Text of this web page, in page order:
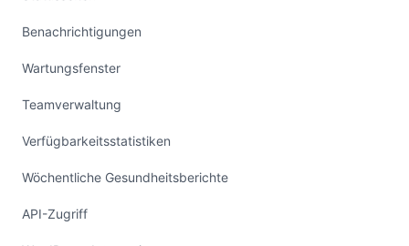
Benachrichtigungen
Wartungsfenster
Teamverwaltung
Verfügbarkeitsstatistiken
Wöchentliche Gesundheitsberichte
API-Zugriff